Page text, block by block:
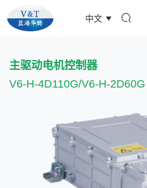
中文
主驱动电机控制器
V6-H-4D110G/V6-H-2D60G